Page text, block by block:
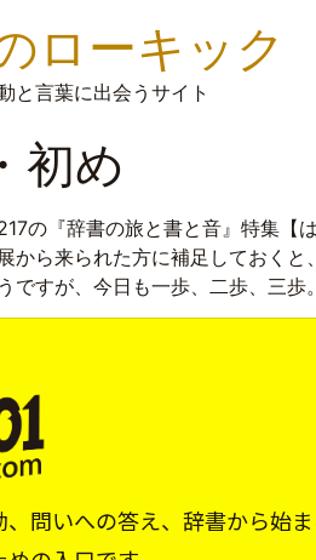
ローキック
と言葉に出会うサイト
初め
の『辞書の旅と書と音』特集【
から来られた方に補足しておくと
ですが、今日も一歩、二歩、三歩。
問いへの答え、辞書から始